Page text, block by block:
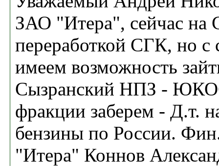
ЗАО "Итера", сейчас
переработкой СГК, но с
имеем возможность
Сызранский НПЗ -
фракции заберем - Д.т.
бензины по России.
"Итера" Коннов